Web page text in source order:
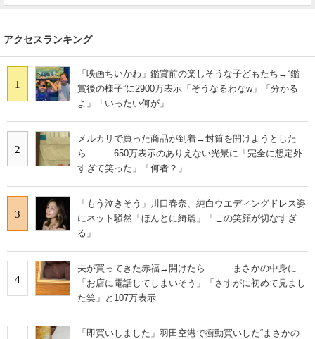
アクセスランキング
1
「映画ちいかわ」鑑賞前の楽しそうな子どもたち→“鑑
賞後の様子”に2900万表示「そうなるわなw」「分かる
よ」「いったい何が」
2
メルカリで買った商品が到着→封筒を開けようとした
ら…… 650万表示のありえない光景に「完全に想定外
すぎて笑った」「何者？」
3
「もう泣きそう」川口春奈、純白ウエディングドレス姿
にネット騒然「ほんとに綺麗」「この笑顔が切なすぎ
る」
4
夫が買ってきた赤福→開けたら…… まさかの中身に
「お店に電話してしまいそう」「さすがに初めて見まし
た笑」と107万表示
「即買いしました」羽田空港で衝動買いした“まさかの